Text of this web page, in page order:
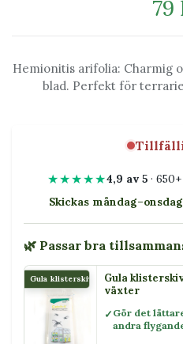
79
Hemionitis arifolia: Charmig
blad. Perfekt för
★★★★★4,9 av 5·
Skickas måndag–onsdag
🌿 Passar bra
Gula klisterskivor
Gula
växter
Gör det
andra